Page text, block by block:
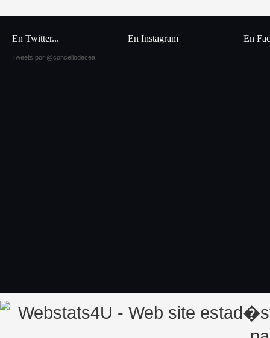
En Twitter...
Tweets por @concellodecea
En Instagram En